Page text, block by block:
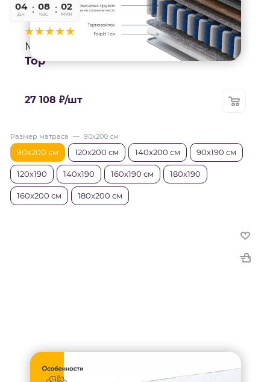
04
дн
08
час
02
мин
13
Матрас
Top
27 108 ₽/шт
Размер матраса — 90x200 см
90x200 см 120x200 см 140x200 см 90х190 см
120х190 140х190 160х190 см 180х190
160x200 см 180x200 см